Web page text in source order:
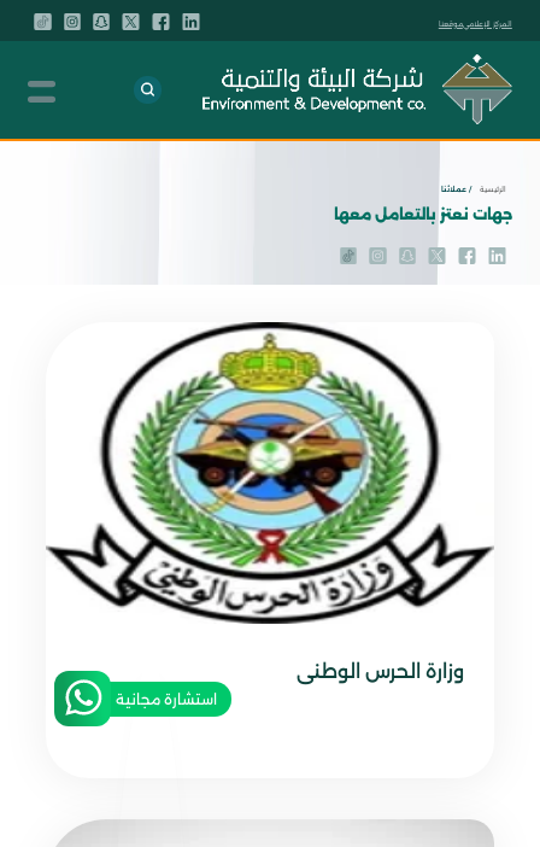
المركز الإعلاميموقعنا
جهات نعتز بالتعامل معها
الرئيسية / عملائنا
وزارة الحرس الوطنى
استشارة مجانية